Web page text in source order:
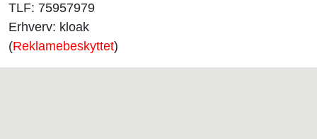
TLF: 75957979
Erhverv: kloak
(Reklamebeskyttet)